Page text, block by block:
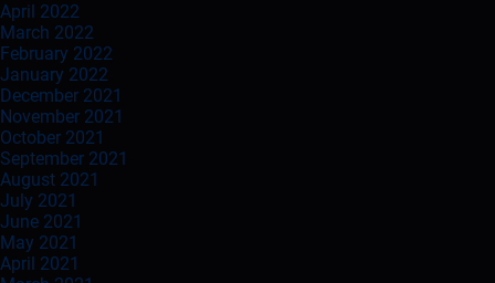
April 2022
March 2022
February 2022
January 2022
December 2021
November 2021
October 2021
September 2021
August 2021
July 2021
June 2021
May 2021
April 2021